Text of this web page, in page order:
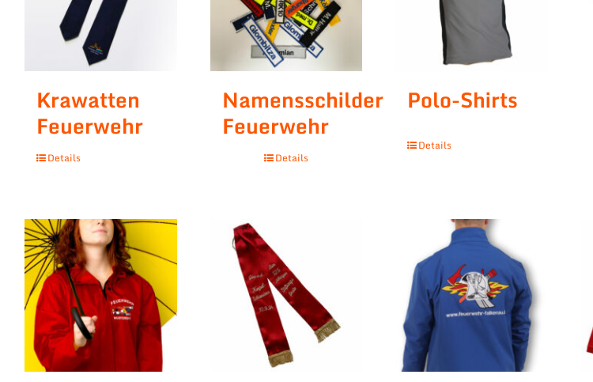
Krawatten
Feuerwehr
Details
Namensschilder
Feuerwehr
Details
Polo-Shirts
Details